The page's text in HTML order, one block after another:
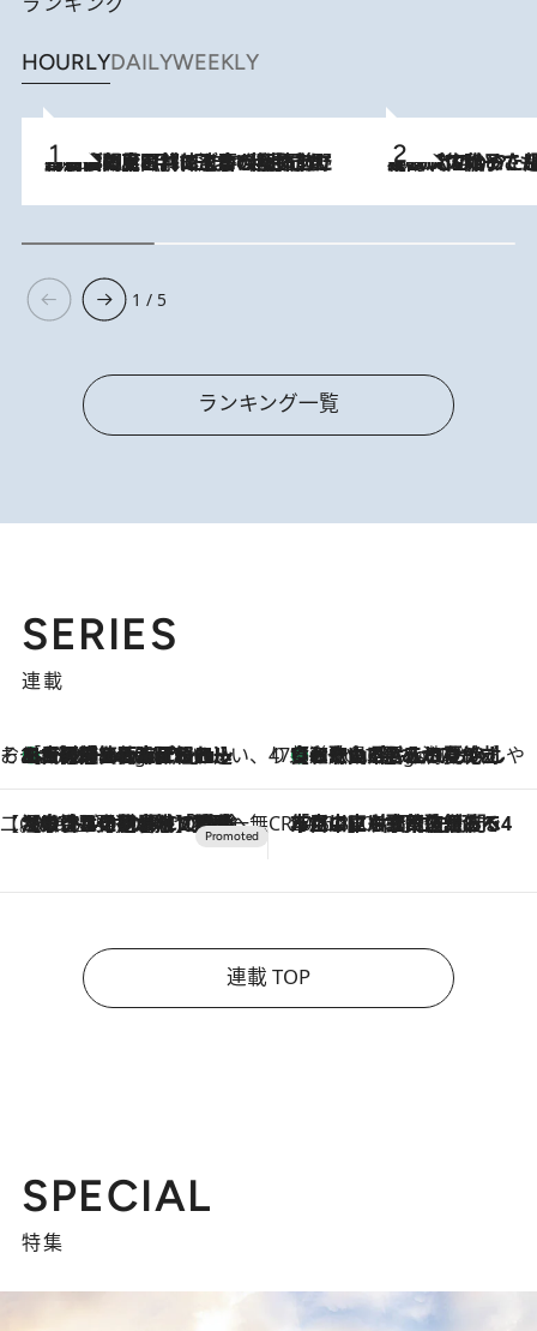
HOURLYDAILYWEEKLY
2026.8.8
「最後に見られてよかった」上野動物園の東園パンダ舎が解体前に特別公開。8月16日まで延長されたパネル展と共に辿る“半世紀”のパンダ飼育《解体工事の図面あり》 2026.8.5
【阿川佐和子さんの年とる力】なぜ70代で始めた趣味は“こんなに楽しい”のか？ ピアノ、俳句…スランプに陥っても続けられる“ある秘訣”とは
1 / 5
ランキング一覧
SERIES
連載
そおだよおこの関西おいしい、おやつ紀行9 Hours Ago
［大阪府箕面市］一皿一皿目の前で仕上げられる、料理を巧みに組み込んだアシェットデセールコース「ミチル アシェット デセール（Michiru assiette dessert）」 47都道府県の手みやげ ひんやりスイーツで夏を満喫
9 Hours Ago
【和歌山県】この夏絶対食べたい 冷やしておいしいおやつ3選 みかんがごろっと丸ごと入ったジュレ
【CREA×星野リゾート】唯一無二。癒しと発見が待つ場所へ
2026.8.7
【トンボの足水浴】ヒノキの香りに包まれて涼感マックス！約13℃の湧水かけ流しを避暑地「星野温泉 トンボの湯」で体験 CREA'S CHOICE
2026.8.7
「立川にも歌舞伎があるんだよ」 片岡仁左衛門・市川中車ら豪華座組みで4年目の立川立飛歌舞伎へ
連載 TOP
SPECIAL
特集